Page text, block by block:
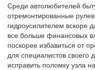
Среди автолюбителей
отремонтированные
гидроусилителем вскоре
все больше финансовых
поскорее избавиться от
для специалистов своего
исправить поломку узла